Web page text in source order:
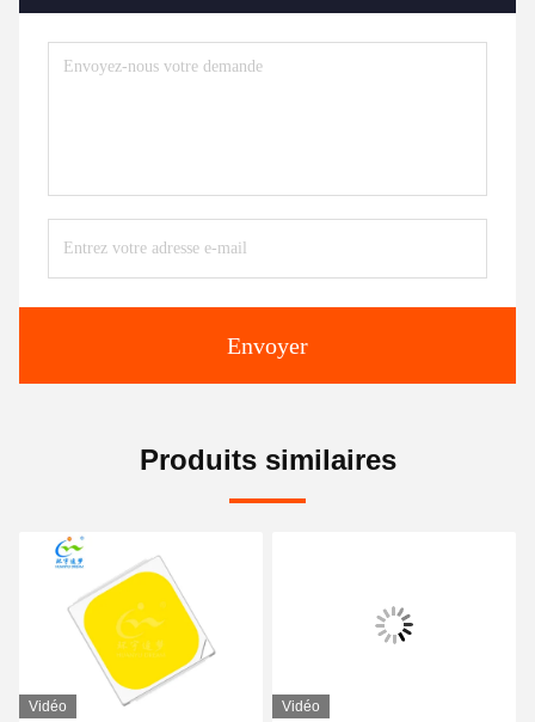
Envoyer
Produits similaires
Vidéo Vidéo